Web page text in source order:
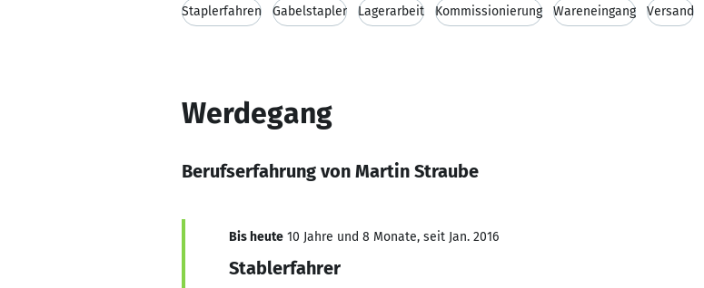
Staplerfahren Gabelstapler Lagerarbeit Kommissionierung Wareneingang Versand
Werdegang
Berufserfahrung von Martin Straube
Bis heute 10 Jahre und 8 Monate, seit Jan. 2016
Stablerfahrer